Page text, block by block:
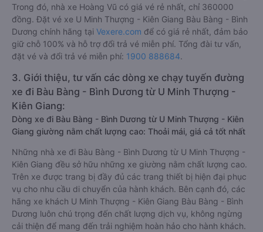
Trong đó, nhà xe Hoàng Vũ có giá vé rẻ nhất, chỉ 360000
đồng. Đặt vé xe U Minh Thượng - Kiên Giang Bàu Bàng - Bình
Dương chính hãng tại Vexere.com để có giá rẻ nhất, đảm bảo
giữ chỗ 100% và hỗ trợ đổi trả vé miễn phí. Tổng đài tư vấn,
đặt vé và đổi trả vé miễn phí: 1900 888684.
3. Giới thiệu, tư vấn các dòng xe chạy tuyến đường
xe đi Bàu Bàng - Bình Dương từ U Minh Thượng -
Kiên Giang:
Dòng xe đi Bàu Bàng - Bình Dương từ U Minh Thượng - Kiên
Giang giường nằm chất lượng cao: Thoải mái, giá cả tốt nhất
Những nhà xe đi Bàu Bàng - Bình Dương từ U Minh Thượng -
Kiên Giang đều sở hữu những xe giường nằm chất lượng cao.
Trên xe được trang bị đầy đủ các trang thiết bị hiện đại phục
vụ cho nhu cầu di chuyển của hành khách. Bên cạnh đó, các
hãng xe khách U Minh Thượng - Kiên Giang Bàu Bàng - Bình
Dương luôn chú trọng đến chất lượng dịch vụ, không ngừng
cải thiện để mang đến trải nghiệm hoàn hảo cho hành khách.